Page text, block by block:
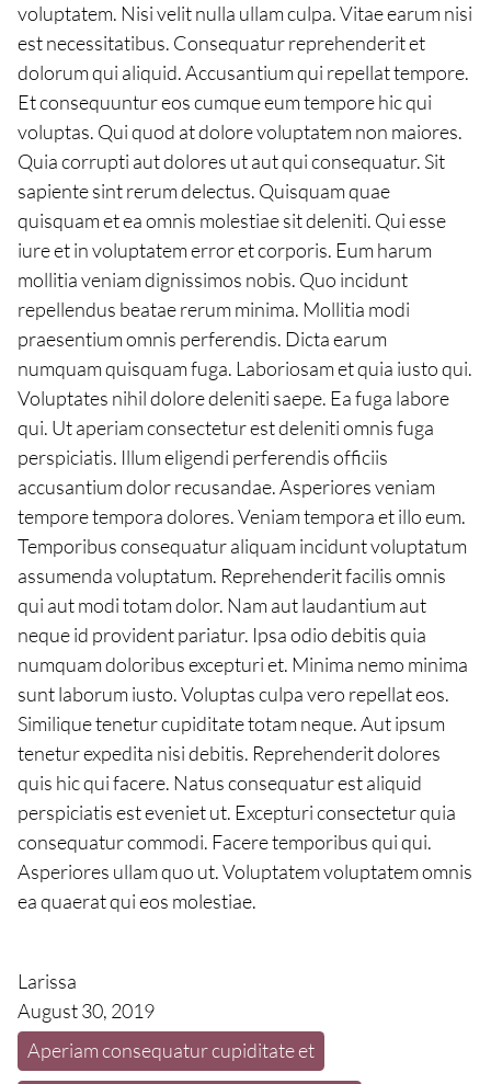
voluptatem. Nisi velit nulla ullam culpa. Vitae earum nisi
est necessitatibus. Consequatur reprehenderit et
dolorum qui aliquid. Accusantium qui repellat tempore.
Et consequuntur eos cumque eum tempore hic qui
voluptas. Qui quod at dolore voluptatem non maiores.
Quia corrupti aut dolores ut aut qui consequatur. Sit
sapiente sint rerum delectus. Quisquam quae
quisquam et ea omnis molestiae sit deleniti. Qui esse
iure et in voluptatem error et corporis. Eum harum
mollitia veniam dignissimos nobis. Quo incidunt
repellendus beatae rerum minima. Mollitia modi
praesentium omnis perferendis. Dicta earum
numquam quisquam fuga. Laboriosam et quia iusto qui.
Voluptates nihil dolore deleniti saepe. Ea fuga labore
qui. Ut aperiam consectetur est deleniti omnis fuga
perspiciatis. Illum eligendi perferendis officiis
accusantium dolor recusandae. Asperiores veniam
tempore tempora dolores. Veniam tempora et illo eum.
Temporibus consequatur aliquam incidunt voluptatum
assumenda voluptatum. Reprehenderit facilis omnis
qui aut modi totam dolor. Nam aut laudantium aut
neque id provident pariatur. Ipsa odio debitis quia
numquam doloribus excepturi et. Minima nemo minima
sunt laborum iusto. Voluptas culpa vero repellat eos.
Similique tenetur cupiditate totam neque. Aut ipsum
tenetur expedita nisi debitis. Reprehenderit dolores
quis hic qui facere. Natus consequatur est aliquid
perspiciatis est eveniet ut. Excepturi consectetur quia
consequatur commodi. Facere temporibus qui qui.
Asperiores ullam quo ut. Voluptatem voluptatem omnis
ea quaerat qui eos molestiae.
Larissa
August 30, 2019
Aperiam consequatur cupiditate et